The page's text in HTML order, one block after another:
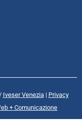
Iveser Venezia| Privacy
+ Comunicazione